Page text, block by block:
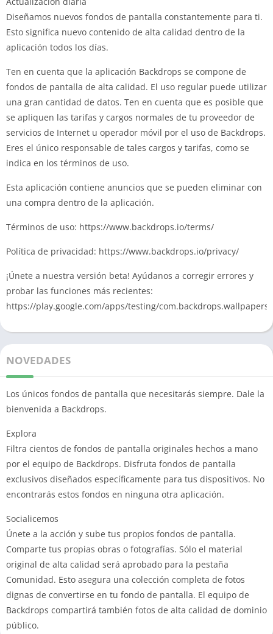
Diseñamos nuevos fondos de pantalla constantemente para ti.
Esto significa nuevo contenido de alta calidad dentro de la
aplicación todos los días.
Ten en cuenta que la aplicación Backdrops se compone de
fondos de pantalla de alta calidad. El uso regular puede utilizar
una gran cantidad de datos. Ten en cuenta que es posible que
se apliquen las tarifas y cargos normales de tu proveedor de
servicios de Internet u operador móvil por el uso de Backdrops.
Eres el único responsable de tales cargos y tarifas, como se
indica en los términos de uso.
Esta aplicación contiene anuncios que se pueden eliminar con
una compra dentro de la aplicación.
Términos de uso: https://www.backdrops.io/terms/
Política de privacidad: https://www.backdrops.io/privacy/
¡Únete a nuestra versión beta! Ayúdanos a corregir errores y
probar las funciones más recientes:
https://play.google.com/apps/testing/com.backdrops.wallpapers
NOVEDADES
Los únicos fondos de pantalla que necesitarás siempre. Dale la
bienvenida a Backdrops.
Explora
Filtra cientos de fondos de pantalla originales hechos a mano
por el equipo de Backdrops. Disfruta fondos de pantalla
exclusivos diseñados específicamente para tus dispositivos. No
encontrarás estos fondos en ninguna otra aplicación.
Socialicemos
Únete a la acción y sube tus propios fondos de pantalla.
Comparte tus propias obras o fotografías. Sólo el material
original de alta calidad será aprobado para la pestaña
Comunidad. Esto asegura una colección completa de fotos
dignas de convertirse en tu fondo de pantalla. El equipo de
Backdrops compartirá también fotos de alta calidad de dominio
público.